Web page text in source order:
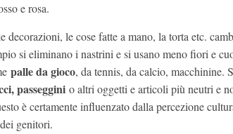
e rosa.
decorazioni, le cose fatte a mano, la torta etc.
si eliminano i nastrini e si usano meno fiori e
palle da gioco, da tennis, da calcio, macchinine.
passeggini o altri oggetti e articoli più neutri e
è certamente influenzato dalla percezione
genitori.